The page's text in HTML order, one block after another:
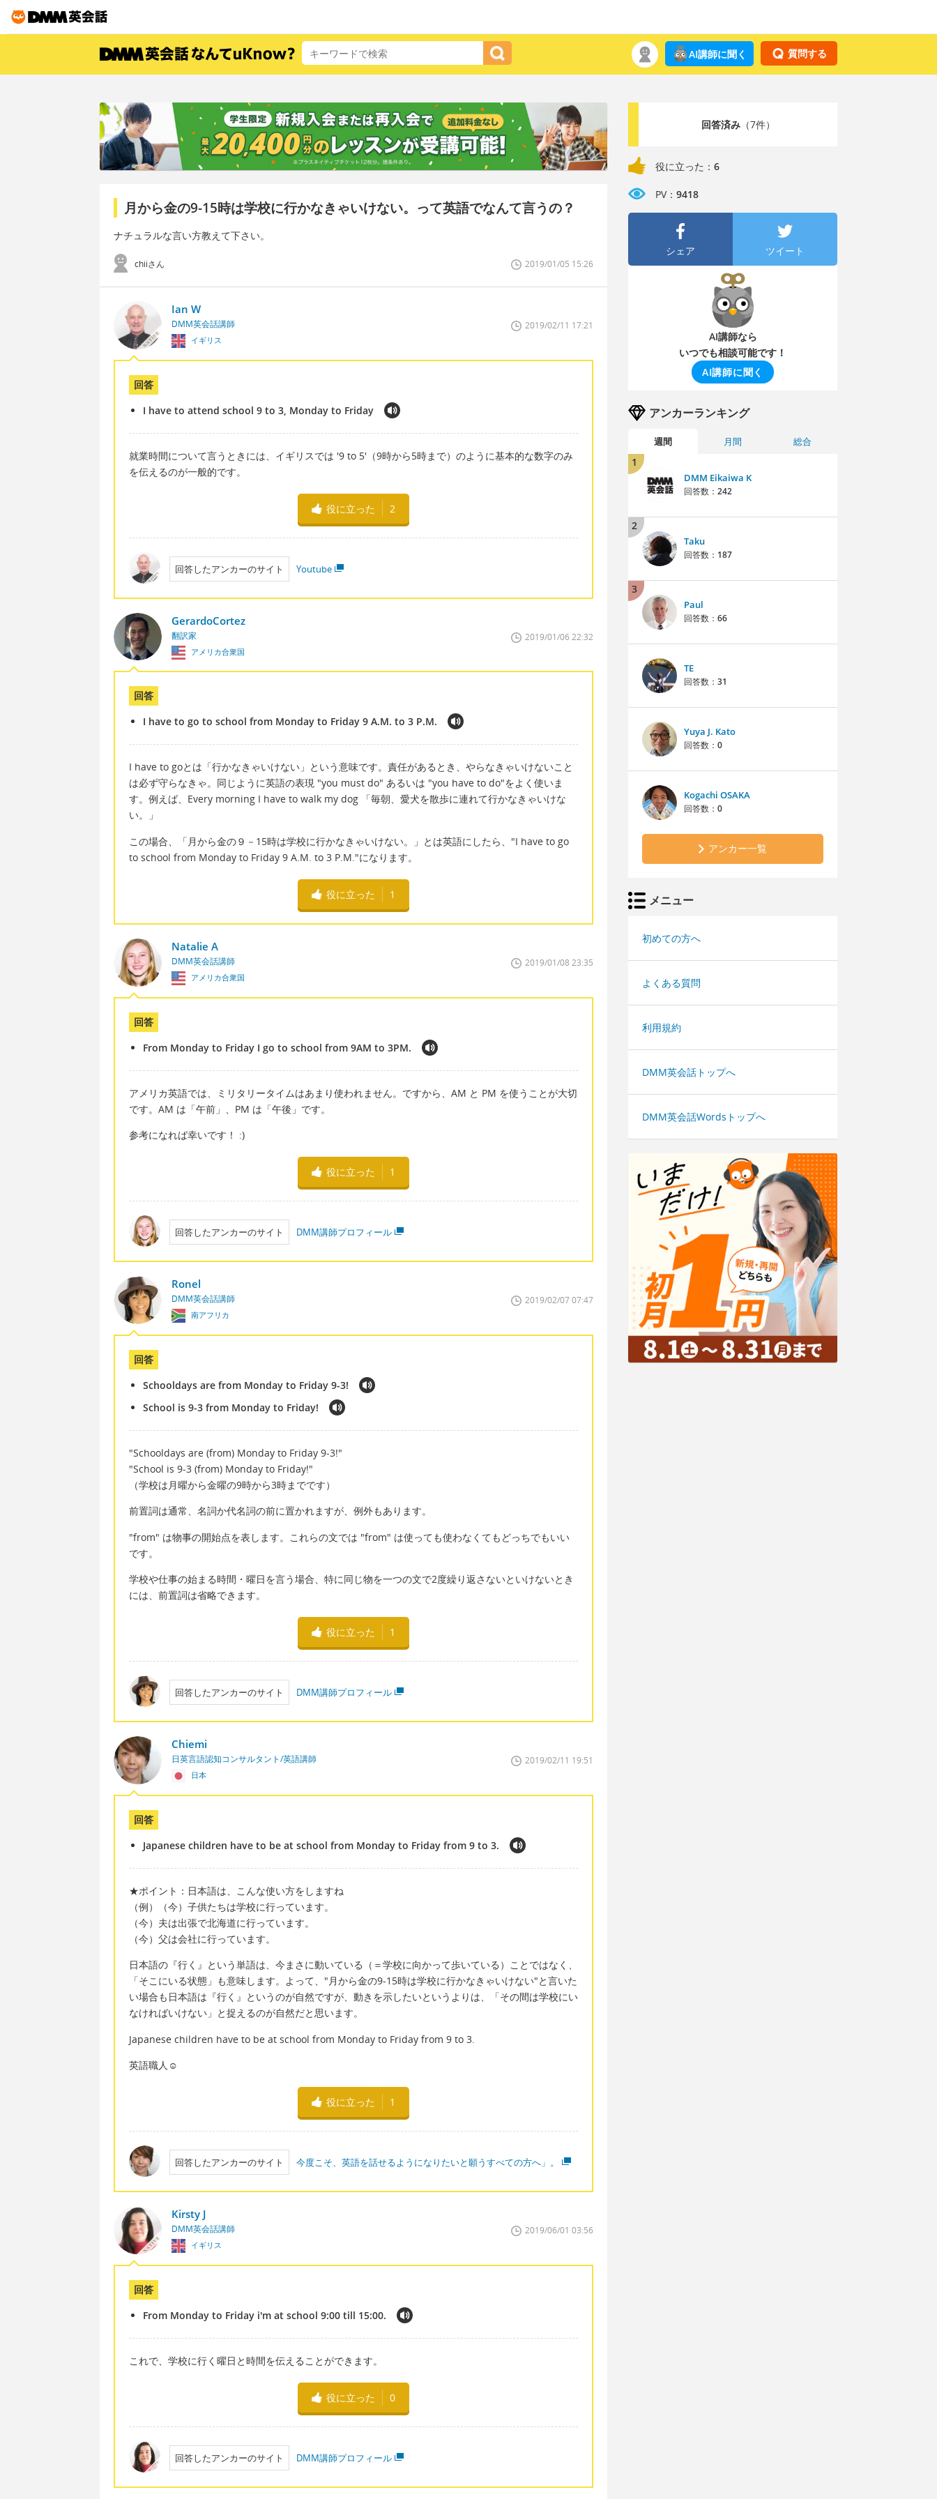
質問する
AI講師に聞く
月から金の9-15時は学校に行かなきゃいけない。って英語でなんて言うの？
ナチュラルな言い方教えて下さい。
chiiさん 2019/01/05 15:26
Ian W
DMM英会話講師
イギリス
2019/02/11 17:21
回答
I have to attend school 9 to 3, Monday to Friday
就業時間について言うときには、イギリスでは '9 to 5'（9時から5時まで）のように基本的な数字のみ
を伝えるのが一般的です。
役に立った 2
回答したアンカーのサイト Youtube
GerardoCortez
翻訳家
アメリカ合衆国
2019/01/06 22:32
回答
I have to go to school from Monday to Friday 9 A.M. to 3 P.M.
I have to goとは「行かなきゃいけない」という意味です。責任があるとき、やらなきゃいけないこと
は必ず守らなきゃ。同じように英語の表現 "you must do" あるいは "you have to do"をよく使いま
す。例えば、Every morning I have to walk my dog 「毎朝、愛犬を散歩に連れて行かなきゃいけな
い。」
この場合、「月から金の９－15時は学校に行かなきゃいけない。」とは英語にしたら、"I have to go
to school from Monday to Friday 9 A.M. to 3 P.M."になります。
役に立った 1
Natalie A
DMM英会話講師
アメリカ合衆国
2019/01/08 23:35
回答
From Monday to Friday I go to school from 9AM to 3PM.
アメリカ英語では、ミリタリータイムはあまり使われません。ですから、AM と PM を使うことが大切
です。AM は「午前」、PM は「午後」です。
参考になれば幸いです！ :)
役に立った 1
回答したアンカーのサイト DMM講師プロフィール
Ronel
DMM英会話講師
南アフリカ
2019/02/07 07:47
回答
Schooldays are from Monday to Friday 9-3!
School is 9-3 from Monday to Friday!
"Schooldays are (from) Monday to Friday 9-3!"
"School is 9-3 (from) Monday to Friday!"
（学校は月曜から金曜の9時から3時までです）
前置詞は通常、名詞か代名詞の前に置かれますが、例外もあります。
"from" は物事の開始点を表します。これらの文では "from" は使っても使わなくてもどっちでもいい
です。
学校や仕事の始まる時間・曜日を言う場合、特に同じ物を一つの文で2度繰り返さないといけないとき
には、前置詞は省略できます。
役に立った 1
回答したアンカーのサイト DMM講師プロフィール
Chiemi
日英言語認知コンサルタント/英語講師
日本
2019/02/11 19:51
回答
Japanese children have to be at school from Monday to Friday from 9 to 3.
★ポイント：日本語は、こんな使い方をしますね
（例）（今）子供たちは学校に行っています。
（今）夫は出張で北海道に行っています。
（今）父は会社に行っています。
日本語の『行く』という単語は、今まさに動いている（＝学校に向かって歩いている）ことではなく、
「そこにいる状態」も意味します。よって、"月から金の9-15時は学校に行かなきゃいけない"と言いた
い場合も日本語は『行く』というのが自然ですが、動きを示したいというよりは、「その間は学校にい
なければいけない」と捉えるのが自然だと思います。
Japanese children have to be at school from Monday to Friday from 9 to 3.
英語職人☺
役に立った 1
回答したアンカーのサイト 今度こそ、英語を話せるようになりたいと願うすべての方へ」。
Kirsty J
DMM英会話講師
イギリス
2019/06/01 03:56
回答
From Monday to Friday i'm at school 9:00 till 15:00.
これで、学校に行く曜日と時間を伝えることができます。
役に立った 0
回答したアンカーのサイト DMM講師プロフィール
回答済み（7件）
役に立った： 6
PV： 9418
シェア ツイート
AI講師なら
いつでも相談可能です！
AI講師に聞く
アンカーランキング
週間 月間 総合
1
DMM Eikaiwa K
回答数： 242
2
Taku
回答数： 187
3
Paul
回答数： 66
TE
回答数： 31
Yuya J. Kato
回答数： 0
Kogachi OSAKA
回答数： 0
アンカー一覧
メニュー
初めての方へ
よくある質問
利用規約
DMM英会話トップへ
DMM英会話Wordsトップへ